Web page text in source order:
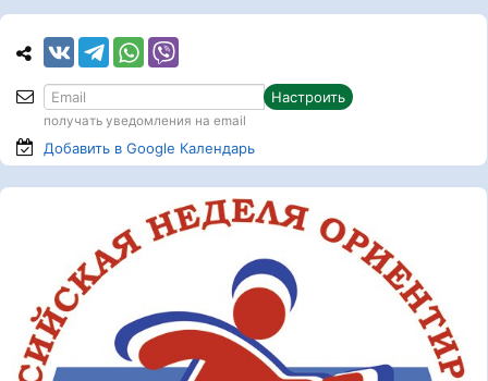
Настроить
получать уведомления на email
Добавить в Google Календарь